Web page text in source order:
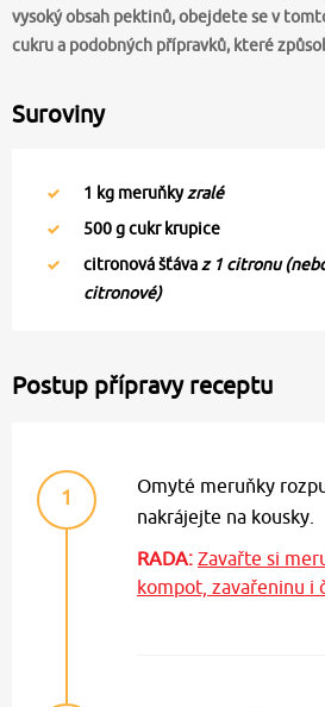
vysoký obsah pektinů, obejdete se v
cukru a podobných přípravků, které
Suroviny
1 kg meruňkyzralé
500g cukr krupice
citronová šťávaz 1 citronu
citronové)
Postup přípravy receptu
1
Omyté meruňky
nakrájejte na kousky.
RADA: Zavařte si
kompot, zavařeninu i